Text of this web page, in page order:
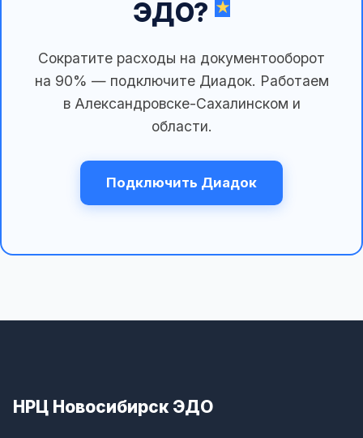
ЭДО?
Сократите расходы на документооборот
на 90% — подключите Диадок. Работаем
в Александровске-Сахалинском и
области.
Подключить Диадок
НРЦ Новосибирск ЭДО